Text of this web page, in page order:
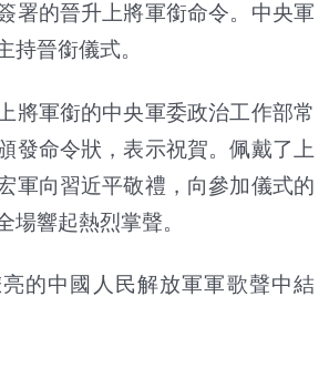
署的晉升上將軍銜命令。中央軍
持晉銜儀式。
將軍銜的中央軍委政治工作部常
發命令狀，表示祝賀。佩戴了上
軍向習近平敬禮，向參加儀式的
場響起熱烈掌聲。
的中國人民解放軍軍歌聲中結